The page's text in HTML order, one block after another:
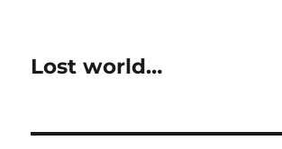
Lost world…